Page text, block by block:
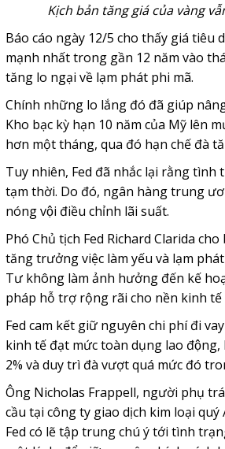
Kịch bản tăng giá của vàng
Báo cáo ngày 12/5 cho thấy giá tiêu
mạnh nhất trong gần 12 năm vào
tăng lo ngại về lạm phát phi mã.
Chính những lo lắng đó đã giúp
Kho bạc kỳ hạn 10 năm của Mỹ lên
hơn một tháng, qua đó hạn chế đà
Tuy nhiên, Fed đã nhắc lại rằng tình
tạm thời. Do đó, ngân hàng trung
nóng vội điều chỉnh lãi suất.
Phó Chủ tịch Fed Richard Clarida
tăng trưởng việc làm yếu và lạm
Tư không làm ảnh hưởng đến kế
pháp hỗ trợ rộng rãi cho nền kinh tế
Fed cam kết giữ nguyên chi phí đi
kinh tế đạt mức toàn dụng lao động,
2% và duy trì đà vượt quá mức đó
Ông Nicholas Frappell, người phụ
cầu tại công ty giao dịch kim loại quý
Fed có lẽ tập trung chú ý tới tình